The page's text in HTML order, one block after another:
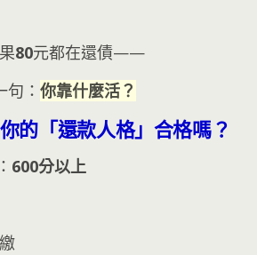
80元都在還債——
： 你靠什麼活？
的「還款人格」合格嗎？
600分以上